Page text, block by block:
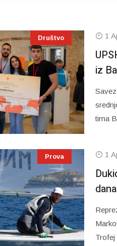
Društvo 1
iz
tima
Prova 1
Trofej